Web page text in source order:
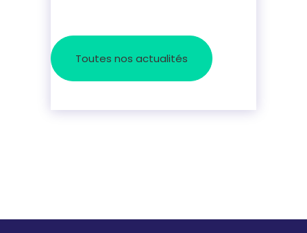
Toutes nos actualités